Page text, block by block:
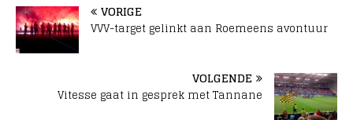
VORIGE
VVV-target gelinkt aan Roemeens avontuur
VOLGENDE
Vitesse gaat in gesprek met Tannane